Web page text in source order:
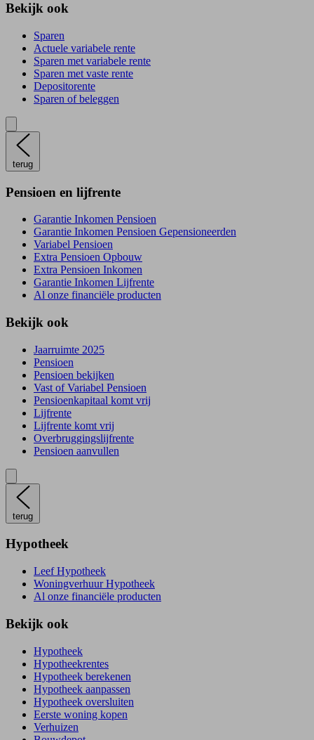
Bekijk ook
Sparen
Actuele variabele rente
Sparen met variabele rente
Sparen met vaste rente
Depositorente
Sparen of beleggen
terug
Pensioen en lijfrente
Garantie Inkomen Pensioen
Garantie Inkomen Pensioen Gepensioneerden
Variabel Pensioen
Extra Pensioen Opbouw
Extra Pensioen Inkomen
Garantie Inkomen Lijfrente
Al onze financiële producten
Bekijk ook
Jaarruimte 2025
Pensioen
Pensioen bekijken
Vast of Variabel Pensioen
Pensioenkapitaal komt vrij
Lijfrente
Lijfrente komt vrij
Overbruggingslijfrente
Pensioen aanvullen
terug
Hypotheek
Leef Hypotheek
Woningverhuur Hypotheek
Al onze financiële producten
Bekijk ook
Hypotheek
Hypotheekrentes
Hypotheek berekenen
Hypotheek aanpassen
Hypotheek oversluiten
Eerste woning kopen
Verhuizen